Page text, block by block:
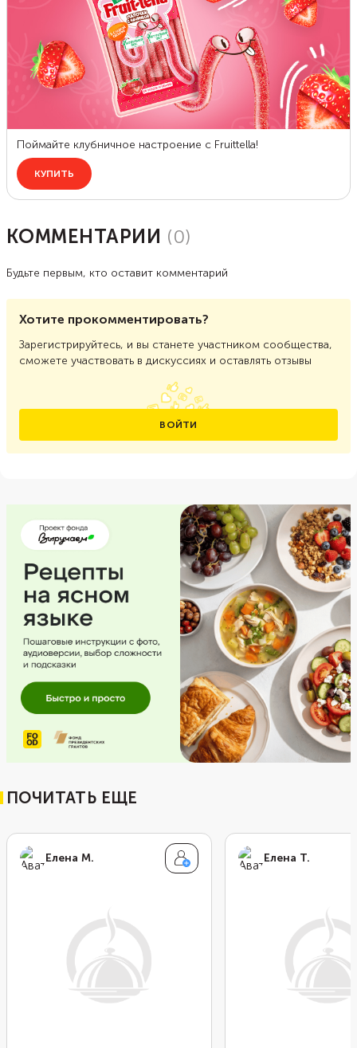
КОММЕНТАРИИ (0)
Будьте первым, кто оставит комментарий
Хотите прокомментировать?
Зарегистрируйтесь, и вы станете участником сообщества,
сможете участвовать в дискуссиях и оставлять отзывы
ВОЙТИ
ПОЧИТАТЬ ЕЩЕ
Елена М. Елена Т.